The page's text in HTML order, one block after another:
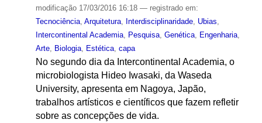
modificação17/03/2016 16:18 — registrado em:
Tecnociência, Arquitetura, Interdisciplinaridade, Ubias
Intercontinental Academia, Pesquisa, Genética, Engenharia,
Arte, Biologia, Estética, capa
No segundo dia da Intercontinental Academia, o
microbiologista Hideo Iwasaki, da Waseda
University, apresenta em Nagoya, Japão,
trabalhos artísticos e científicos que fazem refletir
sobre as concepções de vida.